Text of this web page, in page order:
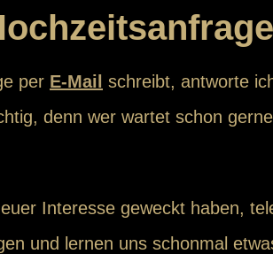
per E-Mail schreibt, antworte
denn wer wartet schon
Interesse geweckt haben,
und lernen uns schonmal